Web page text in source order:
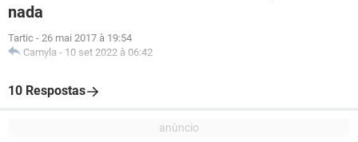
nada
Tartic - 26 mai 2017 à 19:54
Camyla - 10 set 2022 à 06:42
10 Respostas